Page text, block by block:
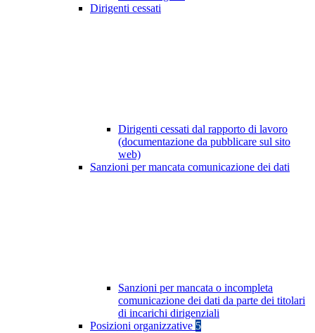
Dirigenti cessati
Dirigenti cessati dal rapporto di lavoro
(documentazione da pubblicare sul sito
web)
Sanzioni per mancata comunicazione dei dati
Sanzioni per mancata o incompleta
comunicazione dei dati da parte dei titolari
di incarichi dirigenziali
Posizioni organizzative 5